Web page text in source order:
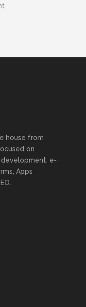
house from
on
e-
Apps